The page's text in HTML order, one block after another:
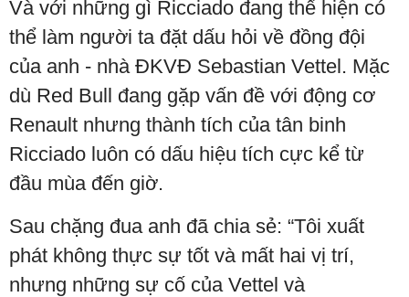
Và với những gì Ricciado đang thể hiện có
thể làm người ta đặt dấu hỏi về đồng đội
của anh - nhà ĐKVĐ Sebastian Vettel. Mặc
dù Red Bull đang gặp vấn đề với động cơ
Renault nhưng thành tích của tân binh
Ricciado luôn có dấu hiệu tích cực kể từ
đầu mùa đến giờ.
Sau chặng đua anh đã chia sẻ: “Tôi xuất
phát không thực sự tốt và mất hai vị trí,
nhưng những sự cố của Vettel và